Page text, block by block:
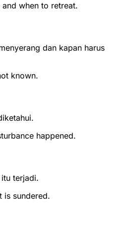
when to retreat.
dan kapan harus
known.
happened.
terjadi.
is sundered.